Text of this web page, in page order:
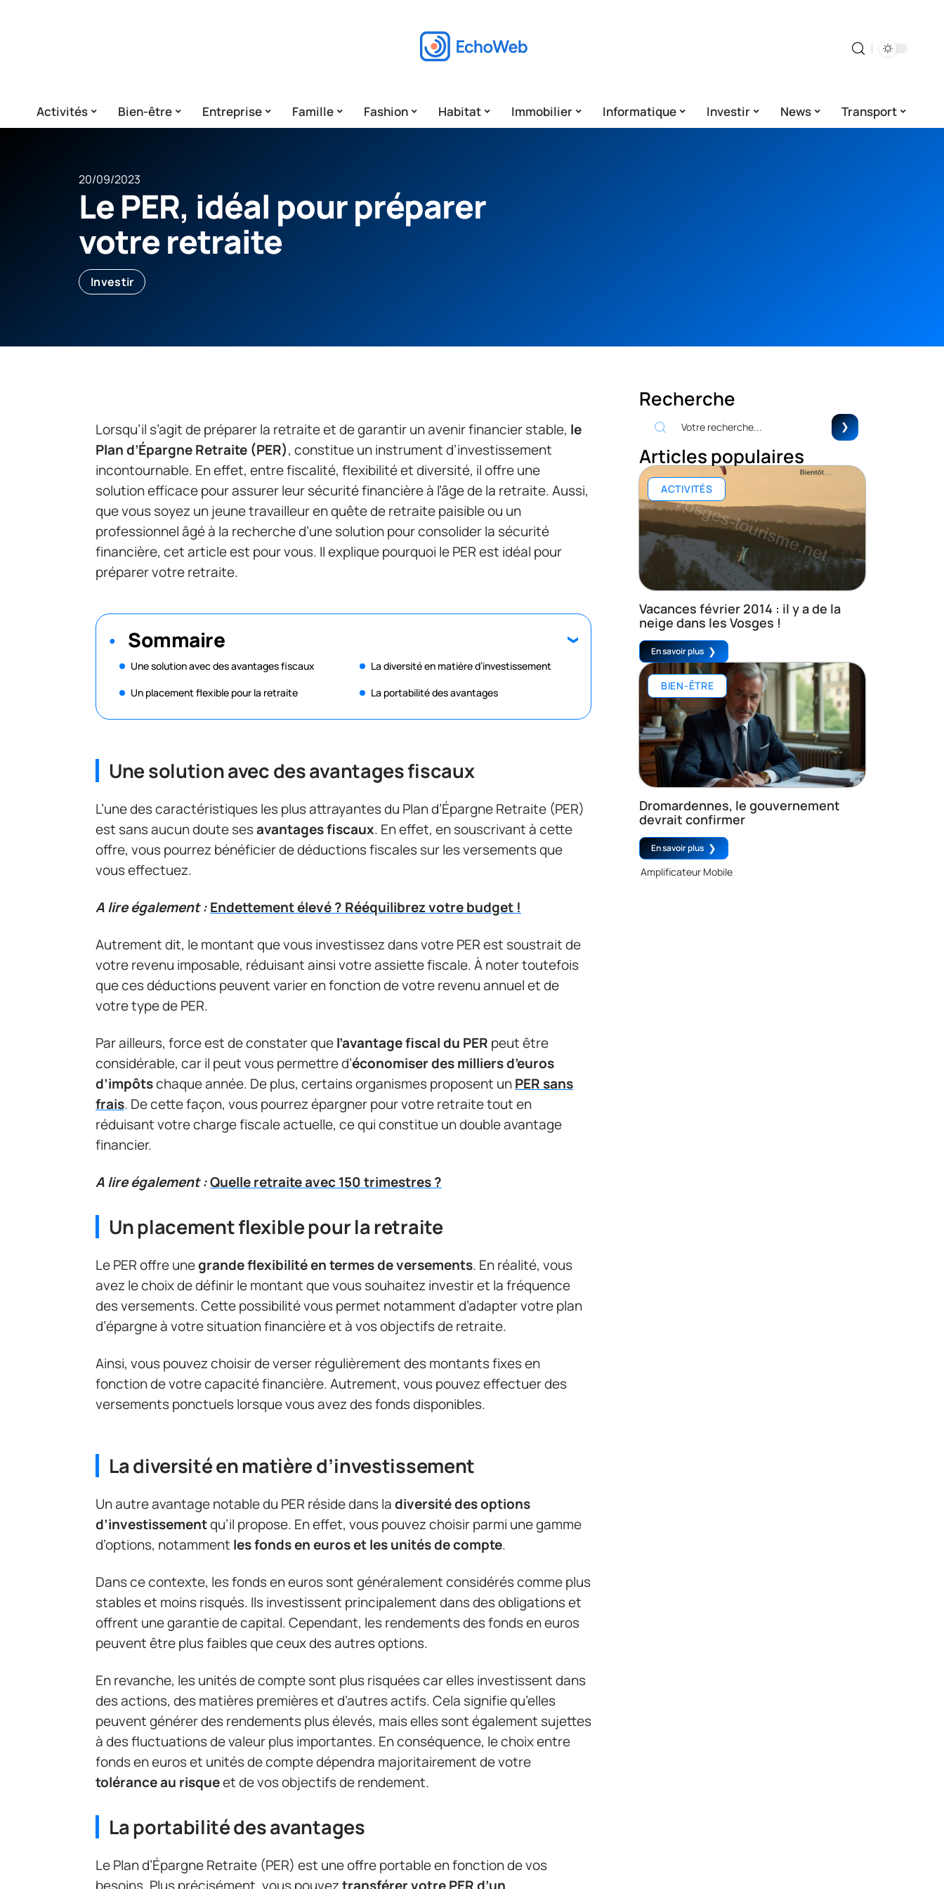
Activités Bien-être Entreprise Famille Fashion Habitat Immobilier Informatique Investir News Transport
20/09/2023
Le PER, idéal pour préparer
votre retraite
Investir
Lorsqu’il s’agit de préparer la retraite et de garantir un avenir financier stable, le
Plan d’Épargne Retraite (PER), constitue un instrument d’investissement
incontournable. En effet, entre fiscalité, flexibilité et diversité, il offre une
solution efficace pour assurer leur sécurité financière à l’âge de la retraite. Aussi,
que vous soyez un jeune travailleur en quête de retraite paisible ou un
professionnel âgé à la recherche d’une solution pour consolider la sécurité
financière, cet article est pour vous. Il explique pourquoi le PER est idéal pour
préparer votre retraite.
Sommaire
Une solution avec des avantages fiscaux
Un placement flexible pour la retraite
La diversité en matière d’investissement
La portabilité des avantages
Une solution avec des avantages fiscaux
L’une des caractéristiques les plus attrayantes du Plan d’Épargne Retraite (PER)
est sans aucun doute sesavantages fiscaux. En effet, en souscrivant à cette
offre, vous pourrez bénéficier de déductions fiscales sur les versements que
vous effectuez.
A lire également :Endettement élevé ? Rééquilibrez votre budget !
Autrement dit, le montant que vous investissez dans votre PER est soustrait de
votre revenu imposable, réduisant ainsi votre assiette fiscale. À noter toutefois
que ces déductions peuvent varier en fonction de votre revenu annuel et de
votre type de PER.
Par ailleurs, force est de constater quel’avantage fiscal du PER peut être
considérable, car il peut vous permettre d’économiser des milliers d’euros
d’impôtschaque année. De plus, certains organismes proposent unPER sans
frais. De cette façon, vous pourrez épargner pour votre retraite tout en
réduisant votre charge fiscale actuelle, ce qui constitue un double avantage
financier.
A lire également :Quelle retraite avec 150 trimestres ?
Un placement flexible pour la retraite
Le PER offre unegrande flexibilité en termes de versements. En réalité, vous
avez le choix de définir le montant que vous souhaitez investir et la fréquence
des versements. Cette possibilité vous permet notamment d’adapter votre plan
d’épargne à votre situation financière et à vos objectifs de retraite.
Ainsi, vous pouvez choisir de verser régulièrement des montants fixes en
fonction de votre capacité financière. Autrement, vous pouvez effectuer des
versements ponctuels lorsque vous avez des fonds disponibles.
La diversité en matière d’investissement
Un autre avantage notable du PER réside dans ladiversité des options
d’investissementqu’il propose. En effet, vous pouvez choisir parmi une gamme
d’options, notamment les fonds en euros et les unités de compte.
Dans ce contexte, les fonds en euros sont généralement considérés comme plus
stables et moins risqués. Ils investissent principalement dans des obligations et
offrent une garantie de capital. Cependant, les rendements des fonds en euros
peuvent être plus faibles que ceux des autres options.
En revanche, les unités de compte sont plus risquées car elles investissent dans
des actions, des matières premières et d’autres actifs. Cela signifie qu’elles
peuvent générer des rendements plus élevés, mais elles sont également sujettes
à des fluctuations de valeur plus importantes. En conséquence, le choix entre
fonds en euros et unités de compte dépendra majoritairement de votre
tolérance au risqueet de vos objectifs de rendement.
La portabilité des avantages
Le Plan d’Épargne Retraite (PER) est une offre portable en fonction de vos
besoins. Plus précisément, vous pouveztransférer votre PER d’un
Recherche
Articles populaires
ACTIVITÉS
Vacances février 2014 : il y a de la
neige dans les Vosges !
En savoir plus
BIEN-ÊTRE
Dromardennes, le gouvernement
devrait confirmer
En savoir plus
Amplificateur Mobile